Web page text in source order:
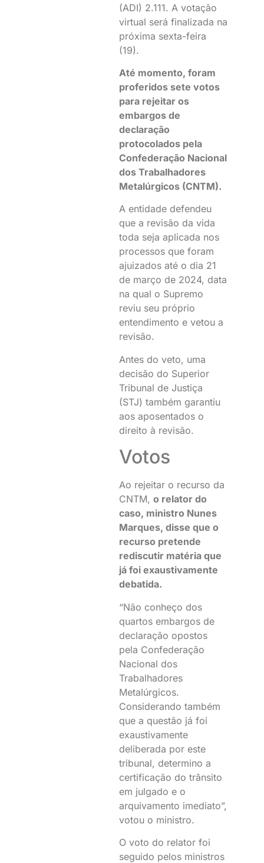
(ADI) 2.111. A votação
virtual será finalizada na
próxima sexta-feira
(19).
Até momento, foram
proferidos sete votos
para rejeitar os
embargos de
declaração
protocolados pela
Confederação Nacional
dos Trabalhadores
Metalúrgicos (CNTM).
A entidade defendeu
que a revisão da vida
toda seja aplicada nos
processos que foram
ajuizados até o dia 21
de março de 2024, data
na qual o Supremo
reviu seu próprio
entendimento e vetou a
revisão.
Antes do veto, uma
decisão do Superior
Tribunal de Justiça
(STJ) também garantiu
aos aposentados o
direito à revisão.
Votos
Ao rejeitar o recurso da
CNTM,o relator do
caso, ministro Nunes
Marques, disse que o
recurso pretende
rediscutir matéria que
já foi exaustivamente
debatida.
“Não conheço dos
quartos embargos de
declaração opostos
pela Confederação
Nacional dos
Trabalhadores
Metalúrgicos.
Considerando também
que a questão já foi
exaustivamente
deliberada por este
tribunal, determino a
certificação do trânsito
em julgado e o
arquivamento imediato”,
votou o ministro.
O voto do relator foi
seguido pelos ministros